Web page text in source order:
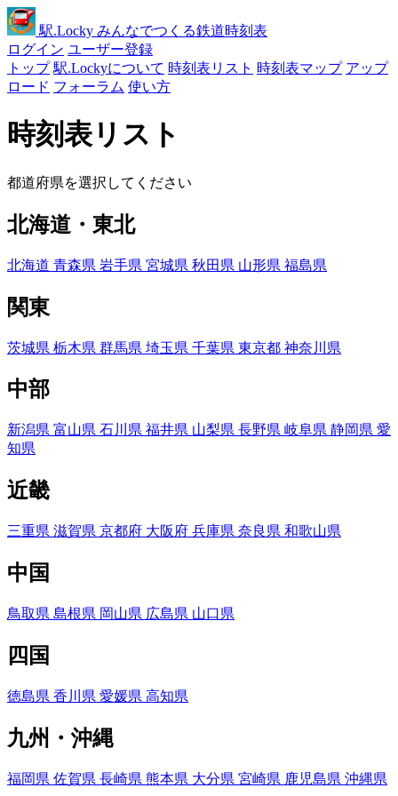
駅.Locky みんなでつくる鉄道時刻表
ログイン ユーザー登録
トップ 駅.Lockyについて 時刻表リスト 時刻表マップ アップ
ロード フォーラム 使い方
時刻表リスト
都道府県を選択してください
北海道・東北
北海道 青森県 岩手県 宮城県 秋田県 山形県 福島県
関東
茨城県 栃木県 群馬県 埼玉県 千葉県 東京都 神奈川県
中部
新潟県 富山県 石川県 福井県 山梨県 長野県 岐阜県 静岡県 愛
知県
近畿
三重県 滋賀県 京都府 大阪府 兵庫県 奈良県 和歌山県
中国
鳥取県 島根県 岡山県 広島県 山口県
四国
徳島県 香川県 愛媛県 高知県
九州・沖縄
福岡県 佐賀県 長崎県 熊本県 大分県 宮崎県 鹿児島県 沖縄県